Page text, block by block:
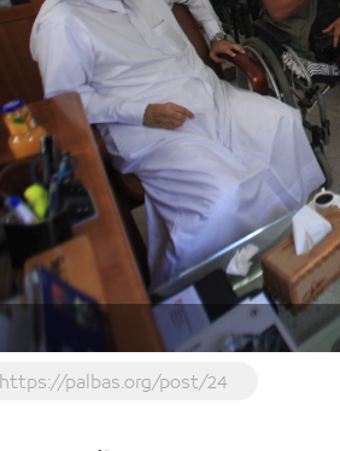
https://palbas.org/post/24